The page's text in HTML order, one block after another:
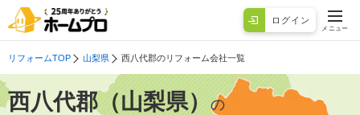
ログイン
メニュー
リフォームTOP 山梨県 西八代郡のリフォーム会社一覧
西八代郡（山梨県）の